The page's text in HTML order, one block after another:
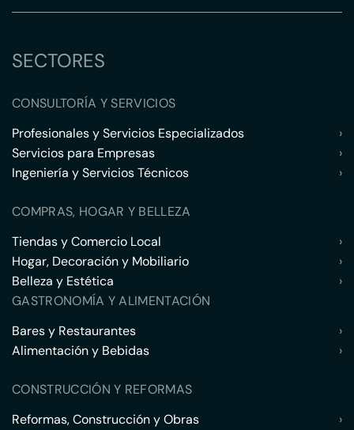
SECTORES
CONSULTORÍA Y SERVICIOS
Profesionales y Servicios Especializados
›
Servicios para Empresas
›
Ingeniería y Servicios Técnicos
›
COMPRAS, HOGAR Y BELLEZA
Tiendas y Comercio Local
›
Hogar, Decoración y Mobiliario
›
Belleza y Estética
›
GASTRONOMÍA Y ALIMENTACIÓN
Bares y Restaurantes
›
Alimentación y Bebidas
›
CONSTRUCCIÓN Y REFORMAS
Reformas, Construcción y Obras
›